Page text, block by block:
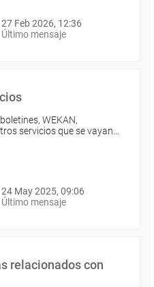
27 Feb 2026, 12:36
Último mensaje
WEKAN,
servicios que se vayan…
24 May 2025, 09:06
Último mensaje
relacionados con